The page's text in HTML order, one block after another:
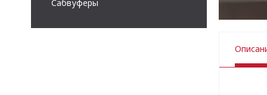
Сабвуферы